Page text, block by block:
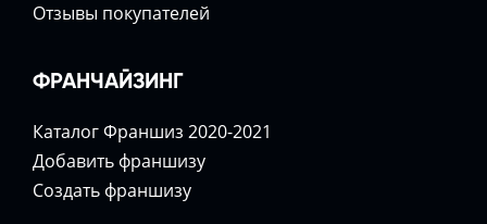
Отзывы покупателей
ФРАНЧАЙЗИНГ
Каталог Франшиз 2020-2021
Добавить франшизу
Создать франшизу